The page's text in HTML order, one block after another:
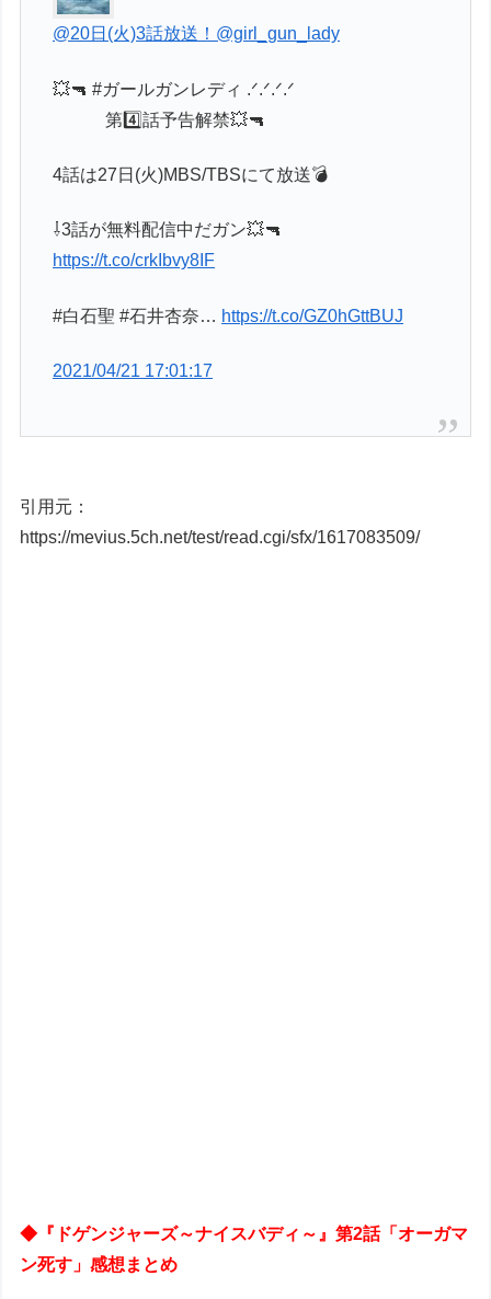
@20日(火)3話放送！ @girl_gun_lady
💥🔫 #ガールガンレディ .ᐟ.ᐟ.ᐟ.ᐟ
第4️⃣話予告解禁💥🔫
4話は27日(火)MBS/TBSにて放送💣
⇩3話が無料配信中だガン💥🔫
https://t.co/crkIbvy8IF
#白石聖 #石井杏奈… https://t.co/GZ0hGttBUJ
2021/04/21 17:01:17
引用元：
https://mevius.5ch.net/test/read.cgi/sfx/1617083509/
◆『ドゲンジャーズ～ナイスバディ～』第2話「オーガマ
ン死す」感想まとめ